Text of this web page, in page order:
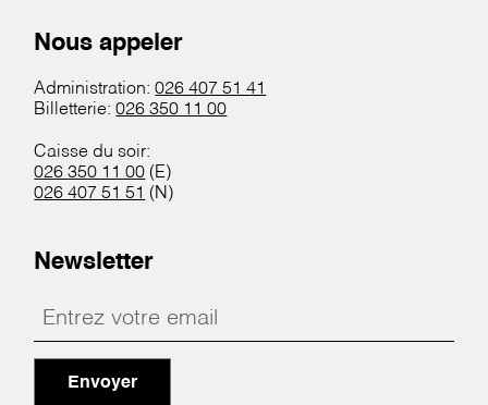
Nous appeler
Administration:026 407 51 41
Billetterie:026 350 11 00
Caisse du soir:
026 350 11 00 (E)
026 407 51 51 (N)
Newsletter
Envoyer